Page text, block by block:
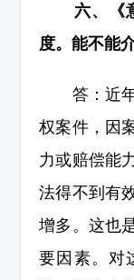
六、《意
度。能不能
答：近年
权案件，因
力或赔偿能
法得不到有
增多。这也
要因素。对